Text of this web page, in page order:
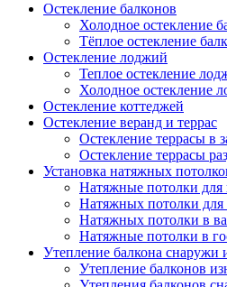
Остекление балконов
Холодное остекление
Тёплое остекление
Остекление лоджий
Теплое остекление
Холодное остекление
Остекление коттеджей
Остекление веранд и террас
Остекление террасы в
Остекление террасы
Установка натяжных
Натяжные потолки для
Натяжных потолки для
Натяжных потолки в
Натяжные потолки в
Утепление балкона снаружи
Утепление балконов